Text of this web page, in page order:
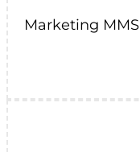
Marketing MMS